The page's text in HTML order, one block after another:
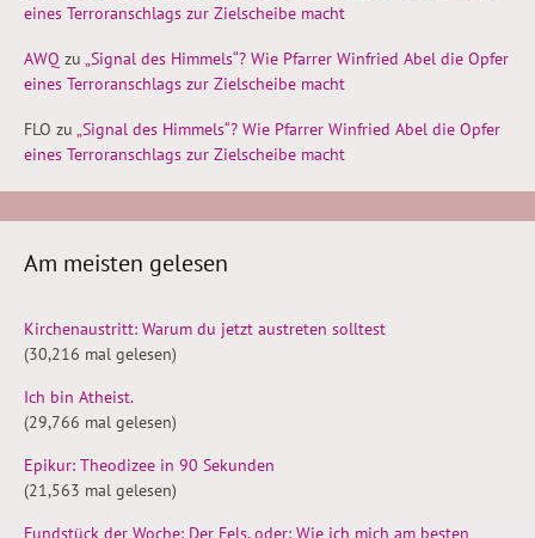
eines Terroranschlags zur Zielscheibe macht
AWQ zu „Signal des Himmels“? Wie Pfarrer Winfried Abel die Opfer
eines Terroranschlags zur Zielscheibe macht
FLO zu „Signal des Himmels“? Wie Pfarrer Winfried Abel die Opfer
eines Terroranschlags zur Zielscheibe macht
Am meisten gelesen
Kirchenaustritt: Warum du jetzt austreten solltest
(30,216 mal gelesen)
Ich bin Atheist.
(29,766 mal gelesen)
Epikur: Theodizee in 90 Sekunden
(21,563 mal gelesen)
Fundstück der Woche: Der Fels, oder: Wie ich mich am besten